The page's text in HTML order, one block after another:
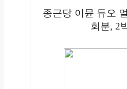
종근당 이뮨 듀오
회분, 2